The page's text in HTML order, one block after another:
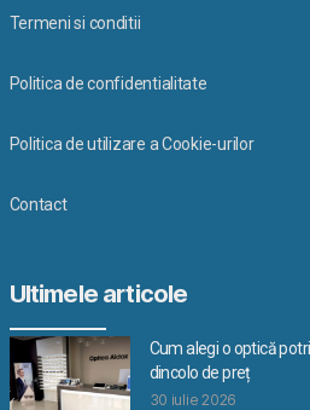
Termeni si conditii
Politica de confidentialitate
Politica de utilizare a Cookie-urilor
Contact
Ultimele articole
Cum alegi o optică
dincolo de preț
30 iulie 2026